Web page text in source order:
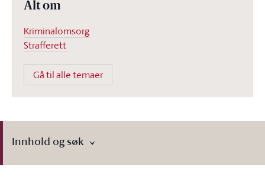
Alt om
Kriminalomsorg
Strafferett
Gå til alle temaer
Innhold og søk